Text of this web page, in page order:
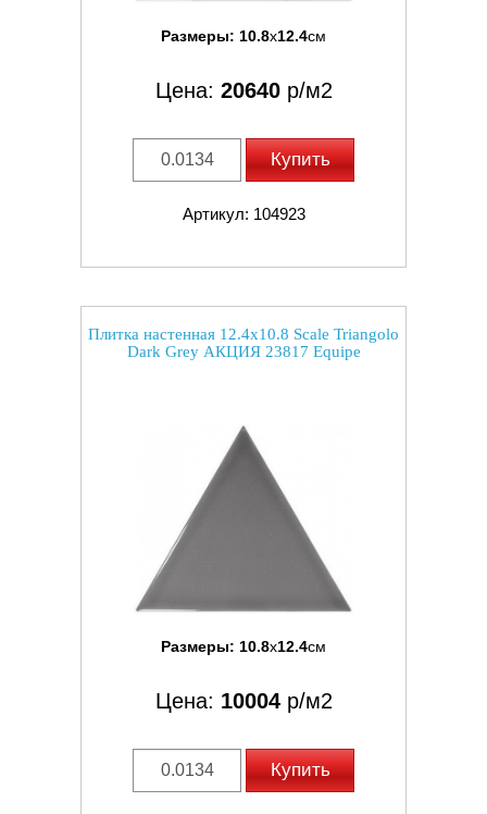
Размеры: 10.8x12.4см
Цена: 20640р/м2
Купить
Артикул: 104923
Плитка настенная 12.4x10.8 Scale Triangolo
Dark Grey АКЦИЯ 23817 Equipe
Размеры: 10.8x12.4см
Цена: 10004р/м2
Купить